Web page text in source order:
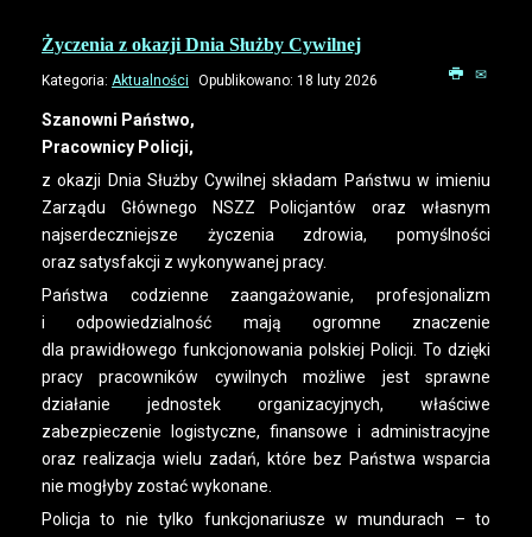
Życzenia z okazji Dnia Służby Cywilnej
Kategoria: Aktualności Opublikowano: 18 luty 2026
Szanowni Państwo,
Pracownicy Policji,
z okazji Dnia Służby Cywilnej składam Państwu w imieniu
Zarządu Głównego NSZZ Policjantów oraz własnym
najserdeczniejsze życzenia zdrowia, pomyślności
oraz satysfakcji z wykonywanej pracy.
Państwa codzienne zaangażowanie, profesjonalizm
i odpowiedzialność mają ogromne znaczenie
dla prawidłowego funkcjonowania polskiej Policji. To dzięki
pracy pracowników cywilnych możliwe jest sprawne
działanie jednostek organizacyjnych, właściwe
zabezpieczenie logistyczne, finansowe i administracyjne
oraz realizacja wielu zadań, które bez Państwa wsparcia
nie mogłyby zostać wykonane.
Policja to nie tylko funkcjonariusze w mundurach – to